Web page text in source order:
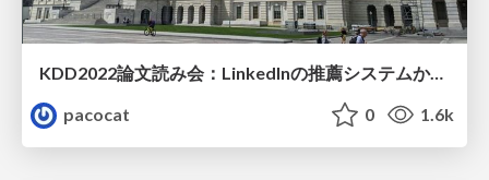
KDD2022論文読み会：LinkedInの推薦システムから学ぶ
pacocat
0 1.6k